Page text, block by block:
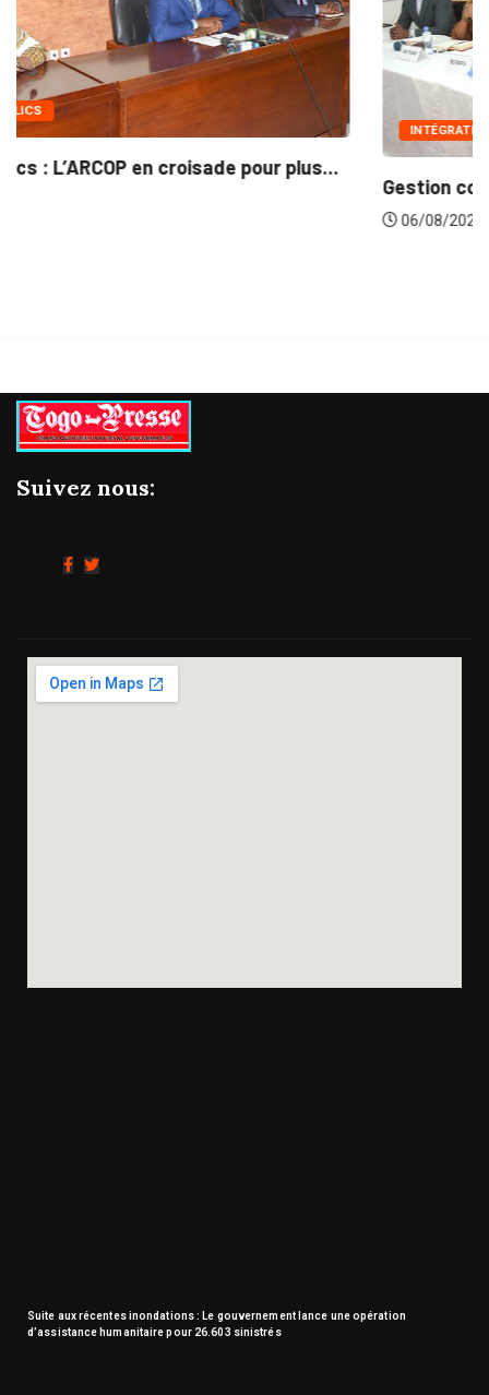
Gestion concertée et durable du Bassin du...
Suivez nous:
Suite aux récentes inondations : Le gouvernement lance une opération
d’assistance humanitaire pour 26.603 sinistrés